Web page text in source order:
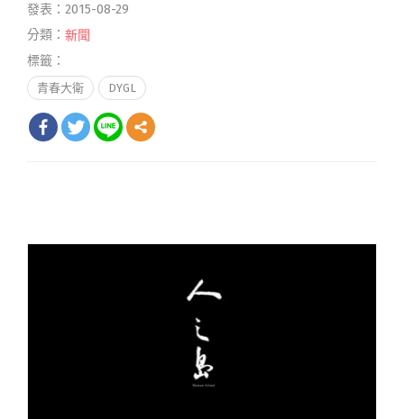
發表：2015-08-29
分類： 新聞
標籤：
青春大衛 DYGL